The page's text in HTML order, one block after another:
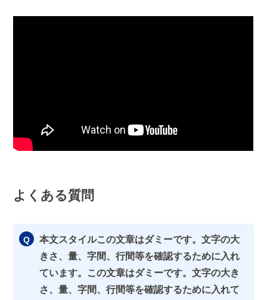
よくある質問
本文スタイルこの文章はダミーです。文字の大
きさ、量、字間、行間等を確認するために入れ
ています。この文章はダミーです。文字の大き
さ、量、字間、行間等を確認するために入れて